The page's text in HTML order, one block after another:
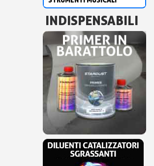
INDISPENSABILI